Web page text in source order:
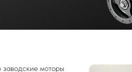
заводские моторы